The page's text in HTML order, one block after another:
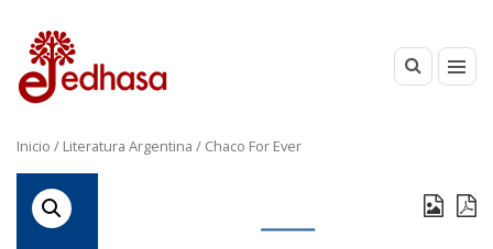
Inicio / Literatura Argentina / Chaco For Ever